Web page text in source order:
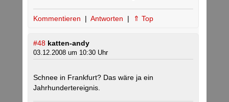
Kommentieren | Antworten | ⇑ Top
#48 katten-andy
03.12.2008 um 10:30 Uhr
Schnee in Frankfurt? Das wäre ja ein
Jahrhundertereignis.